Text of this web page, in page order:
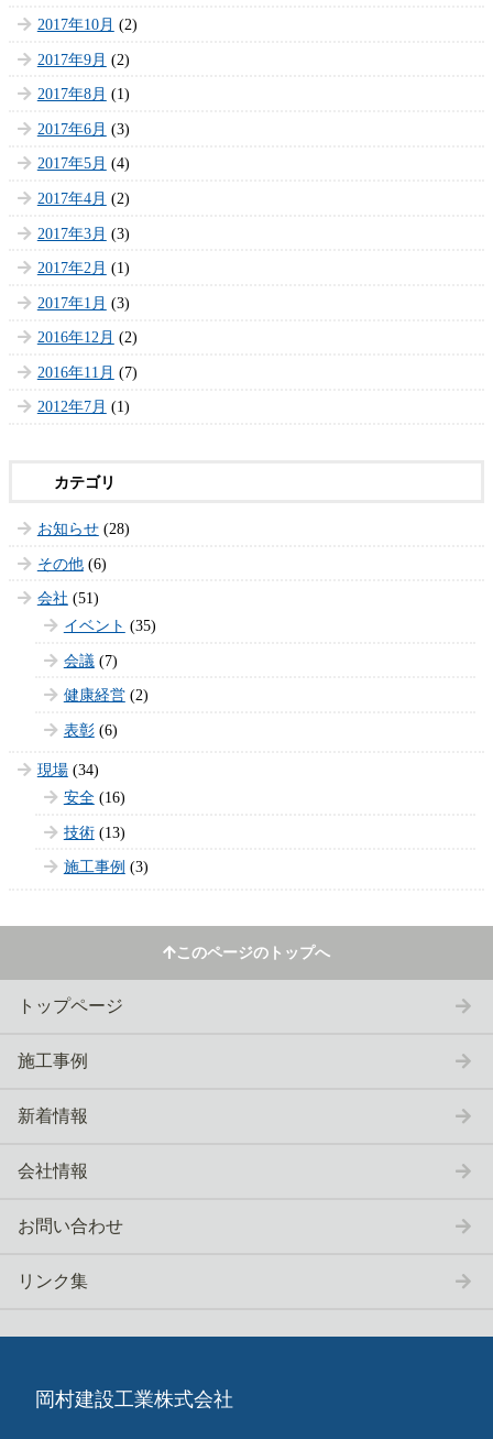
2017年10月 (2)
2017年9月 (2)
2017年8月 (1)
2017年6月 (3)
2017年5月 (4)
2017年4月 (2)
2017年3月 (3)
2017年2月 (1)
2017年1月 (3)
2016年12月 (2)
2016年11月 (7)
2012年7月 (1)
お知らせ(28)
その他(6)
会社 (51)
イベント (35)
会議 (7)
健康経営(2)
表彰(6)
現場(34)
安全(16)
技術(13)
施工事例 (3)
トップページ
施工事例
新着情報
会社情報
お問い合わせ
リンク集